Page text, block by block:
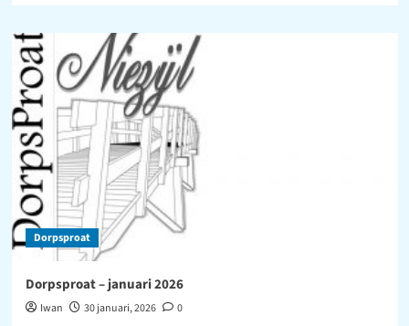
Dorpsproat
Dorpsproat – januari 2026
Iwan 30 januari, 2026 0